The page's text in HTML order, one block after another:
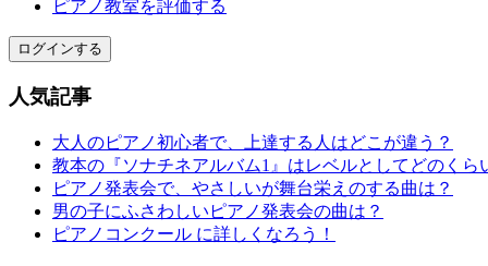
ピアノ教室を評価する
ログインする
人気記事
大人のピアノ初心者で、上達する人はどこが違う？
教本の『ソナチネアルバム1』はレベルとしてどのくら
ピアノ発表会で、やさしいが舞台栄えのする曲は？
男の子にふさわしいピアノ発表会の曲は？
ピアノコンクール に詳しくなろう！